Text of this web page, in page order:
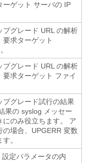
ーゲット サーバの IP
プグレード URL の解析
求ターゲット
プグレード URL の解析
要求ターゲット ファイ
プグレード試行の結果
果の syslog メッセー
にのみ役立ちます。 ア
の場合、UPGERR 変数
。
定パラメータの内